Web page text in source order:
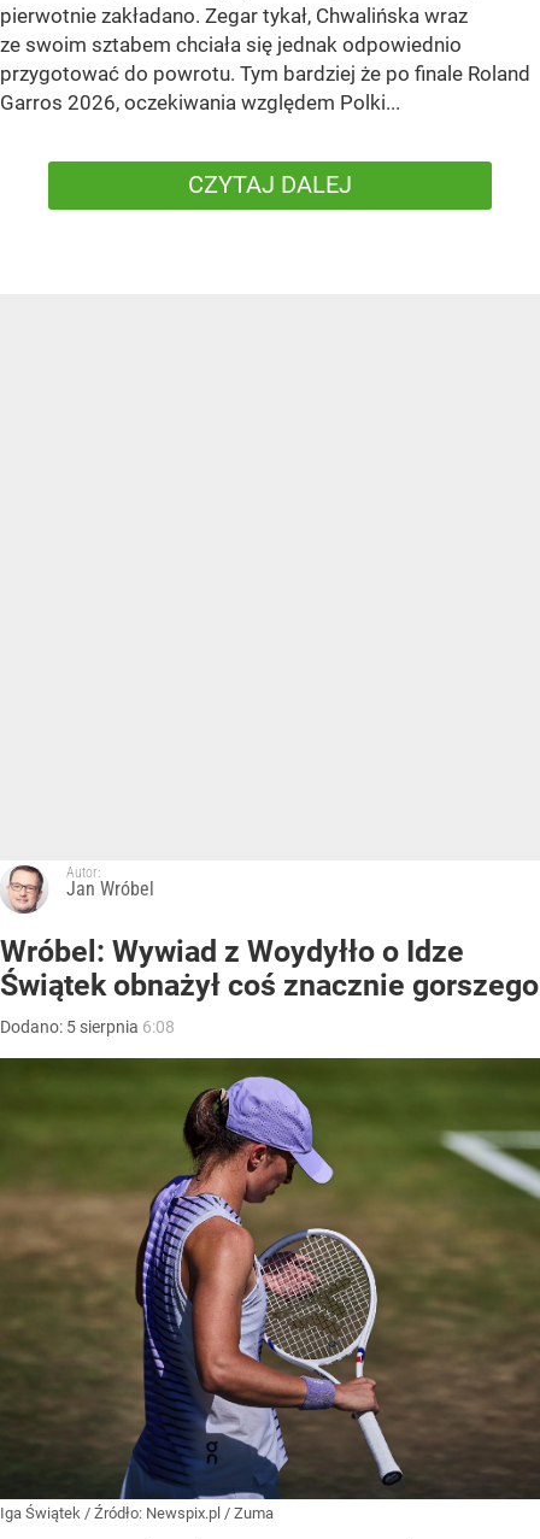
pierwotnie zakładano. Zegar tykał, Chwalińska wraz
ze swoim sztabem chciała się jednak odpowiednio
przygotować do powrotu. Tym bardziej że po finale Roland
Garros 2026, oczekiwania względem Polki...
CZYTAJ DALEJ
Autor:
Jan Wróbel
Wróbel: Wywiad z Woydyłło o Idze
Świątek obnażył coś znacznie gorszego
Dodano: 5 sierpnia 6:08
Iga Świątek / Źródło: Newspix.pl / Zuma